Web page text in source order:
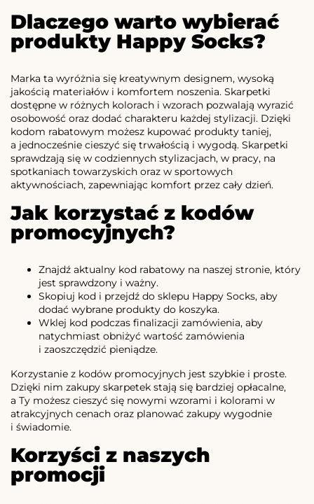
Dlaczego warto wybierać
produkty Happy Socks?
Marka ta wyróżnia się kreatywnym designem, wysoką
jakością materiałów i komfortem noszenia. Skarpetki
dostępne w różnych kolorach i wzorach pozwalają wyrazić
osobowość oraz dodać charakteru każdej stylizacji. Dzięki
kodom rabatowym możesz kupować produkty taniej,
a jednocześnie cieszyć się trwałością i wygodą. Skarpetki
sprawdzają się w codziennych stylizacjach, w pracy, na
spotkaniach towarzyskich oraz w sportowych
aktywnościach, zapewniając komfort przez cały dzień.
Jak korzystać z kodów
promocyjnych?
Znajdź aktualny kod rabatowy na naszej stronie, który
jest sprawdzony i ważny.
Skopiuj kod i przejdź do sklepu Happy Socks, aby
dodać wybrane produkty do koszyka.
Wklej kod podczas finalizacji zamówienia, aby
natychmiast obniżyć wartość zamówienia
i zaoszczędzić pieniądze.
Korzystanie z kodów promocyjnych jest szybkie i proste.
Dzięki nim zakupy skarpetek stają się bardziej opłacalne,
a Ty możesz cieszyć się nowymi wzorami i kolorami w
atrakcyjnych cenach oraz planować zakupy wygodnie
i świadomie.
Korzyści z naszych
promocji